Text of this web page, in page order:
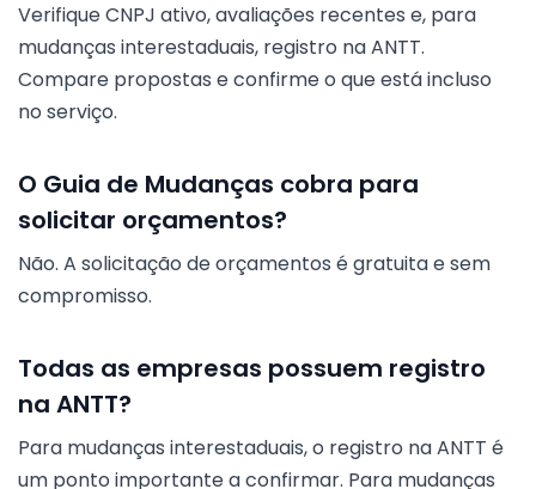
Verifique CNPJ ativo, avaliações recentes e, para
mudanças interestaduais, registro na ANTT.
Compare propostas e confirme o que está incluso
no serviço.
O Guia de Mudanças cobra para
solicitar orçamentos?
Não. A solicitação de orçamentos é gratuita e sem
compromisso.
Todas as empresas possuem registro
na ANTT?
Para mudanças interestaduais, o registro na ANTT é
um ponto importante a confirmar. Para mudanças